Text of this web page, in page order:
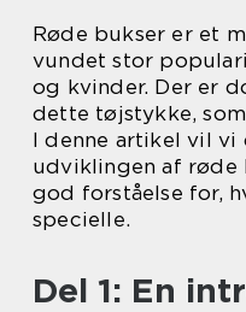
Røde bukser er et
vundet stor
og kvinder. Der er
dette tøjstykke,
I denne artikel vil vi
udviklingen af røde
god forståelse for,
specielle.
Del 1: En